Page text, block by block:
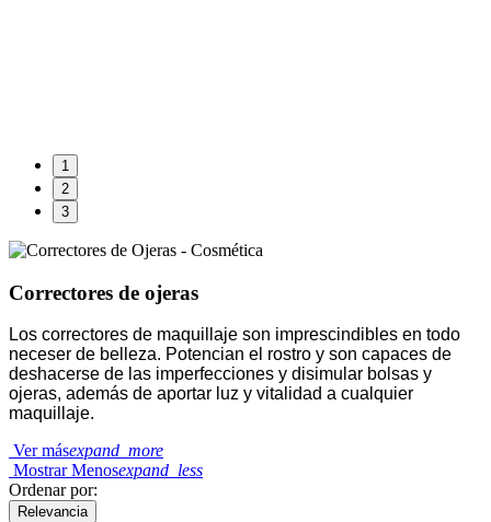
1
2
3
Correctores de ojeras
Los correctores de maquillaje son imprescindibles en todo
neceser de belleza. Potencian el rostro y son capaces de
deshacerse de las imperfecciones y disimular bolsas y
ojeras, además de aportar luz y vitalidad a cualquier
maquillaje.
Ver másexpand_more
Mostrar Menosexpand_less
Ordenar por:
Relevancia